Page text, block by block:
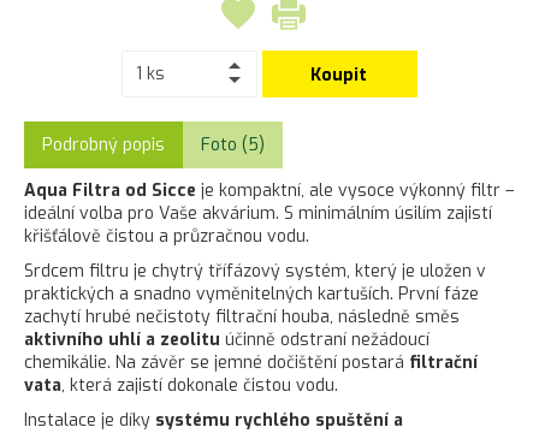
Koupit
Podrobný popis
Foto (5)
Aqua Filtra od Sicce je kompaktní, ale vysoce výkonný filtr –
ideální volba pro Vaše akvárium. S minimálním úsilím zajistí
křišťálově čistou a průzračnou vodu.
Srdcem filtru je chytrý třífázový systém, který je uložen v
praktických a snadno vyměnitelných kartuších. První fáze
zachytí hrubé nečistoty filtrační houba, následně směs
aktivního uhlí a zeolitu účinně odstraní nežádoucí
chemikálie. Na závěr se jemné dočištění postará filtrační
vata, která zajistí dokonale čistou vodu.
Instalace je díky systému rychlého spuštění a